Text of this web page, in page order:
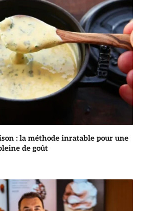
: la méthode inratable pour une
de goût